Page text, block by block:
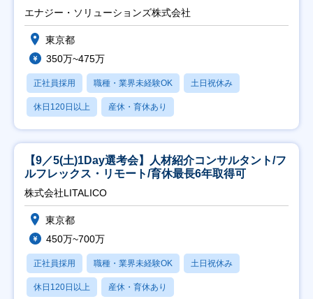
エナジー・ソリューションズ株式会社
東京都
350万~475万
正社員採用 職種・業界未経験OK 土日祝休み
休日120日以上 産休・育休あり
【9／5(土)1Day選考会】人材紹介コンサルタント/フ
ルフレックス・リモート/育休最長6年取得可
株式会社LITALICO
東京都
450万~700万
正社員採用 職種・業界未経験OK 土日祝休み
休日120日以上 産休・育休あり